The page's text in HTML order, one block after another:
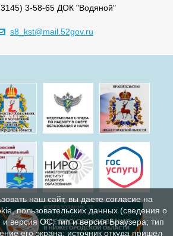
3-58-65 ДОК "Водяной"
s8_kst@mail.52gov.ru
наш сайт, вы даете согласие на
пользовательских данных (сведения о
версия ОС; тип и версия Браузера; тип
его экрана; источник откуда пришел